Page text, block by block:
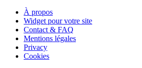
À propos
Widget pour votre site
Contact & FAQ
Mentions légales
Privacy
Cookies